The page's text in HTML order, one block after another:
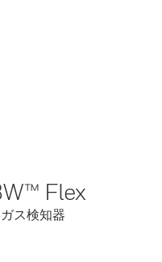
Flex
ス検知器